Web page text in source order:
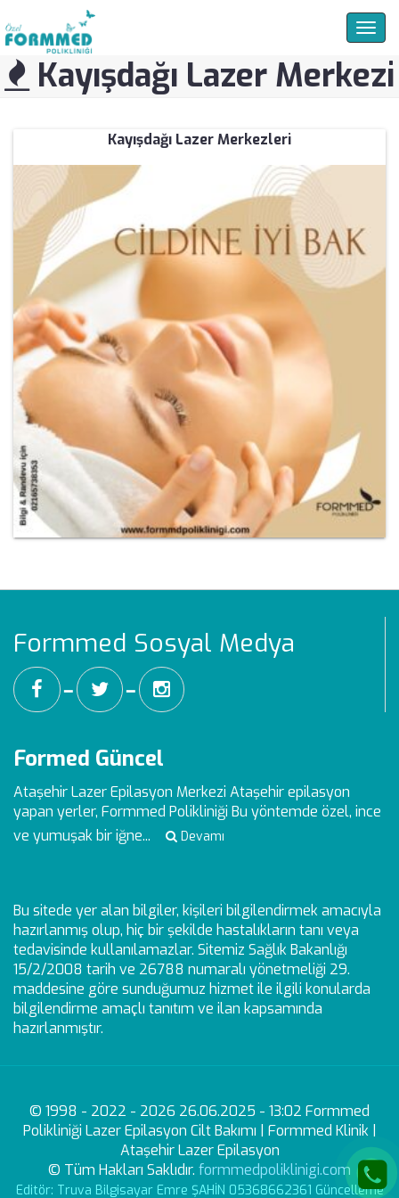
Kayışdağı Lazer Merkezi
Kayışdağı Lazer Merkezleri
Formmed Sosyal Medya
━ ━
Formed Güncel
Ataşehir Lazer Epilasyon Merkezi Ataşehir epilasyon
yapan yerler, Formmed Polikliniği Bu yöntemde özel, ince
ve yumuşak bir iğne...
Devamı
Bu sitede yer alan bilgiler, kişileri bilgilendirmek amacıyla
hazırlanmış olup, hiç bir şekilde hastalıkların tanı veya
tedavisinde kullanılamazlar. Sitemiz Sağlık Bakanlığı
15/2/2008 tarih ve 26788 numaralı yönetmeliği 29.
maddesine göre sunduğumuz hizmet ile ilgili konularda
bilgilendirme amaçlı tanıtım ve ilan kapsamında
hazırlanmıştır.
© 1998 - 2022 - 2026 26.06.2025 - 13:02 Formmed
Polikliniği Lazer Epilasyon Cilt Bakımı | Formmed Klinik |
Ataşehir Lazer Epilasyon
© Tüm Hakları Saklıdır. formmedpoliklinigi.com
Editör: Truva Bilgisayar Emre ŞAHİN 05368662361 Güncelleme